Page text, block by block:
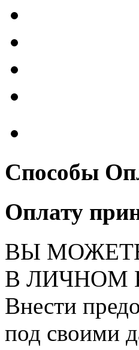
Способы
Оплату
ВЫ
В ЛИЧНОМ
Внести
под своими